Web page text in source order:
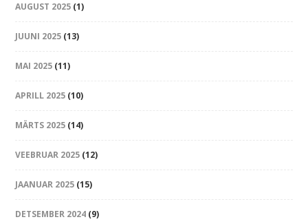
AUGUST 2025 (1)
JUUNI 2025 (13)
MAI 2025 (11)
APRILL 2025 (10)
MÄRTS 2025 (14)
VEEBRUAR 2025 (12)
JAANUAR 2025 (15)
DETSEMBER 2024 (9)